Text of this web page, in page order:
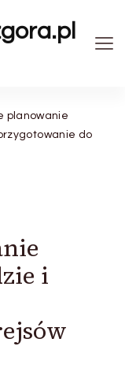
planowanie
do
i